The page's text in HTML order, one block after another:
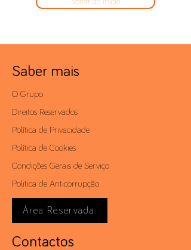
Voltar ao Início
Saber mais
O Grupo
Direitos Reservados
Política de Privacidade
Política de Cookies
Condições Gerais de Serviço
Politica de Anticorrupção
Área Reservada
Contactos